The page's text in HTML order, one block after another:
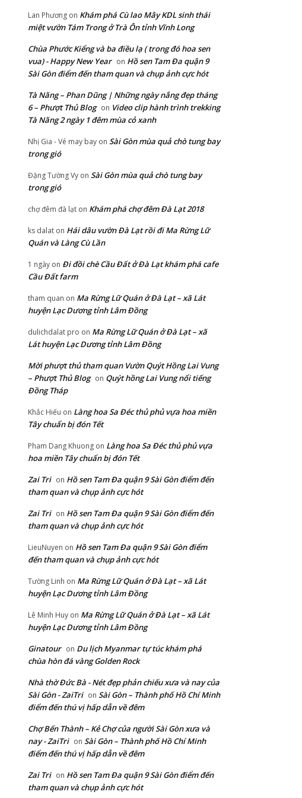
Website:
Lan Phương on Khám phá Cù lao Mây KDL sinh thái
miệt vườn Tám Trong ở Trà Ôn tỉnh Vĩnh Long
Chùa Phước Kiểng và ba điều lạ ( trong đó hoa sen
vua) - Happy New Year on Hồ sen Tam Đa quận 9
Sài Gòn điểm đến tham quan và chụp ảnh cực hót
Tà Năng – Phan Dũng | Những ngày nắng đẹp tháng
6 – Phượt Thủ Blog on Video clip hành trình trekking
Tà Năng 2 ngày 1 đêm mùa cỏ xanh
Nhị Gia - Vé may bay on Sài Gòn mùa quả chò tung bay
trong gió
Đặng Tường Vy on Sài Gòn mùa quả chò tung bay
trong gió
chợ đêm đà lạt on Khám phá chợ đêm Đà Lạt 2018
ks dalat on Hái dâu vườn Đà Lạt rồi đi Ma Rừng Lữ
Quán và Làng Cù Lần
1 ngày on Đi đồi chè Cầu Đất ở Đà Lạt khám phá cafe
Cầu Đất farm
tham quan on Ma Rừng Lữ Quán ở Đà Lạt – xã Lát
huyện Lạc Dương tỉnh Lâm Đồng
dulichdalat pro on Ma Rừng Lữ Quán ở Đà Lạt – xã
Lát huyện Lạc Dương tỉnh Lâm Đồng
Mời phượt thủ tham quan Vườn Quýt Hồng Lai Vung
– Phượt Thủ Blog on Quýt hồng Lai Vung nổi tiếng
Đồng Tháp
Khắc Hiếu on Làng hoa Sa Đéc thủ phủ vựa hoa miền
Tây chuẩn bị đón Tết
Pham Dang Khuong on Làng hoa Sa Đéc thủ phủ vựa
hoa miền Tây chuẩn bị đón Tết
Zai Tri on Hồ sen Tam Đa quận 9 Sài Gòn điểm đến
tham quan và chụp ảnh cực hót
Zai Tri on Hồ sen Tam Đa quận 9 Sài Gòn điểm đến
tham quan và chụp ảnh cực hót
LieuNuyen on Hồ sen Tam Đa quận 9 Sài Gòn điểm
đến tham quan và chụp ảnh cực hót
Tường Linh on Ma Rừng Lữ Quán ở Đà Lạt – xã Lát
huyện Lạc Dương tỉnh Lâm Đồng
Lê Minh Huy on Ma Rừng Lữ Quán ở Đà Lạt – xã Lát
huyện Lạc Dương tỉnh Lâm Đồng
Ginatour on Du lịch Myanmar tự túc khám phá
chùa hòn đá vàng Golden Rock
Nhà thờ Đức Bà - Nét đẹp phản chiếu xưa và nay của
Sài Gòn - ZaiTri on Sài Gòn – Thành phố Hồ Chí Minh
điểm đến thú vị hấp dẫn về đêm
Chợ Bến Thành – Kẻ Chợ của người Sài Gòn xưa và
nay - ZaiTri on Sài Gòn – Thành phố Hồ Chí Minh
điểm đến thú vị hấp dẫn về đêm
Zai Tri on Hồ sen Tam Đa quận 9 Sài Gòn điểm đến
tham quan và chụp ảnh cực hót